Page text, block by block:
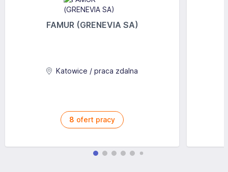
FAMUR (GRENEVIA SA)
Katowice / praca zdalna
8 ofert pracy